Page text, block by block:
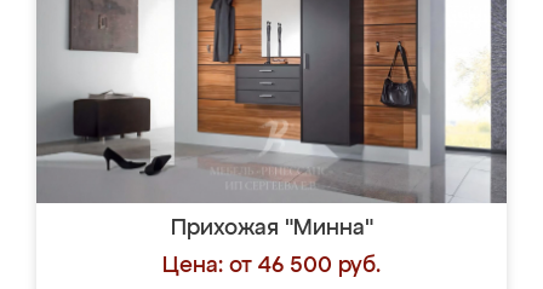
Прихожая "Минна"
Цена: от 46 500 руб.